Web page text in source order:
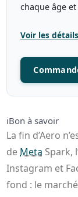
chaque âge
Voir les détails
ℹ️Bon à savoir
La fin d’Aero
deMeta Spark,
Instagram et
fond : le